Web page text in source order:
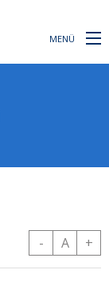
MENÜ
- A +